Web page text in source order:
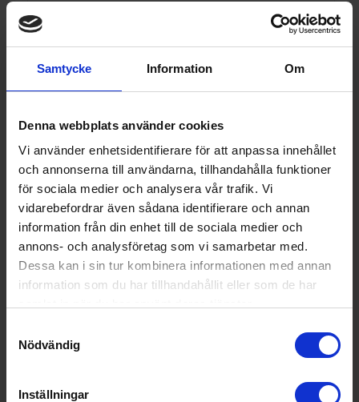
Samtycke Information Om
Denna webbplats använder cookies
Vi använder enhetsidentifierare för att anpassa innehållet
och annonserna till användarna, tillhandahålla funktioner
för sociala medier och analysera vår trafik. Vi
vidarebefordrar även sådana identifierare och annan
information från din enhet till de sociala medier och
annons- och analysföretag som vi samarbetar med.
Dessa kan i sin tur kombinera informationen med annan
information som du har tillhandahållit eller som de har
Nödvändig
Inställningar
Luftrenare
Stadler form luftrenare Roger Big
4 790:-
I lager